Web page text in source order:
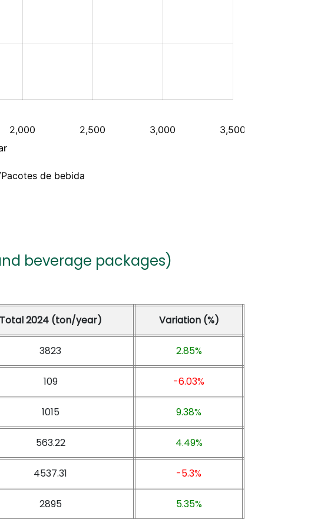
beverage packages)
Total 2024 (ton/year) Variation (%)
3823 2.85%
109 -6.03%
1015 9.38%
563.22 4.49%
4537.31 -5.3%
2895 5.35%